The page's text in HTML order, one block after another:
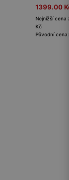
1399.00
Nejnižší cena
Kč
Původní